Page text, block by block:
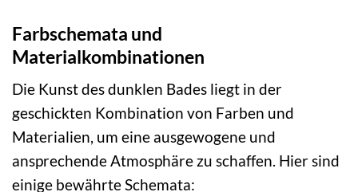
Farbschemata und
Materialkombinationen
Die Kunst des dunklen Bades liegt in der
geschickten Kombination von Farben und
Materialien, um eine ausgewogene und
ansprechende Atmosphäre zu schaffen. Hier sind
einige bewährte Schemata: